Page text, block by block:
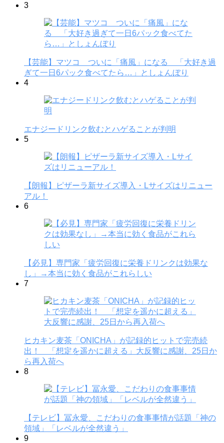
3
【芸能】マツコ ついに「痛風」になる 「大好き過
ぎて一日6パック食べてたら…」としょんぼり
4
エナジードリンク飲むとハゲることが判明
5
【朗報】ピザーラ新サイズ導入・Lサイズはリニュー
アル！
6
【必見】専門家「疲労回復に栄養ドリンクは効果な
し」→本当に効く食品がこれらしい
7
ヒカキン麦茶「ONICHA」が記録的ヒットで完売続
出！ 「想定を遥かに超える」大反響に感謝、25日か
ら再入荷へ
8
【テレビ】冨永愛、こだわりの食事事情が話題「神の
領域」「レベルが全然違う」
9